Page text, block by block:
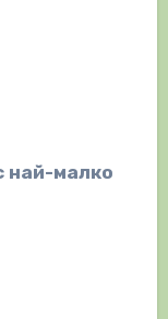
най-малко